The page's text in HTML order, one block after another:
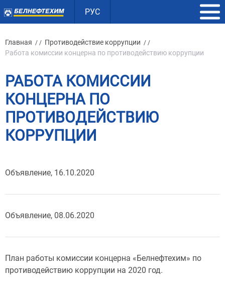
РУС
Главная / / Противодействие коррупции / /
Работа комиссии концерна по противодействию коррупции
РАБОТА КОМИССИИ
КОНЦЕРНА ПО
ПРОТИВОДЕЙСТВИЮ
КОРРУПЦИИ
Объявление, 16.10.2020
Объявление, 08.06.2020
План работы комиссии концерна «Белнефтехим» по
противодействию коррупции на 2020 год.